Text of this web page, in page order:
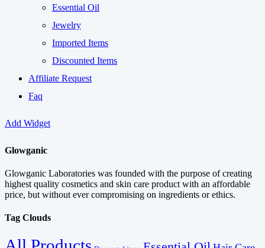
Essential Oil
Jewelry
Imported Items
Discounted Items
Affiliate Request
Faq
Add Widget
Glowganic
Glowganic Laboratories was founded with the purpose of creating
highest quality cosmetics and skin care product with an affordable
price, but without ever compromising on ingredients or ethics.
Tag Clouds